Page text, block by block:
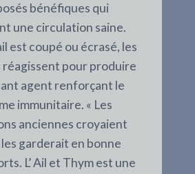
bénéfiques qui
une circulation saine.
est coupé ou écrasé, les
réagissent pour produire
agent renforçant le
immunitaire. « Les
anciennes croyaient
les garderait en bonne
L’ Ail et Thym est une